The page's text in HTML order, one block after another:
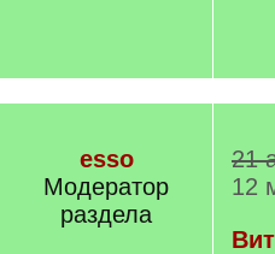
esso
Модератор
раздела
21
12